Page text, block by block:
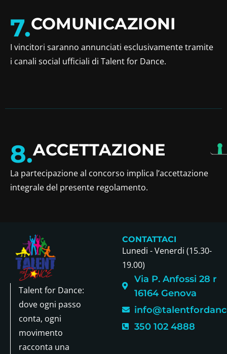
7.COMUNICAZIONI
I vincitori saranno annunciati esclusivamente tramite
i canali social ufficiali di Talent for Dance.
8.ACCETTAZIONE
La partecipazione al concorso implica l’accettazione
integrale del presente regolamento.
Talent for Dance:
dove ogni passo
conta, ogni
movimento
racconta una
CONTATTACI
Lunedi - Venerdi (15.30-
19.00)
Via P. Anfossi 28 r
16164 Genova
350 102 4888